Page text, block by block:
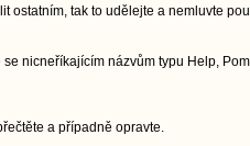
ostatním, tak to udělejte a nemluvte
nicneříkajícím názvům typu Help,
a případně opravte.